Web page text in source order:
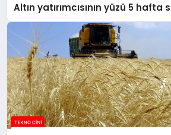
Altın yatırımcısının yüzü 5 hafta